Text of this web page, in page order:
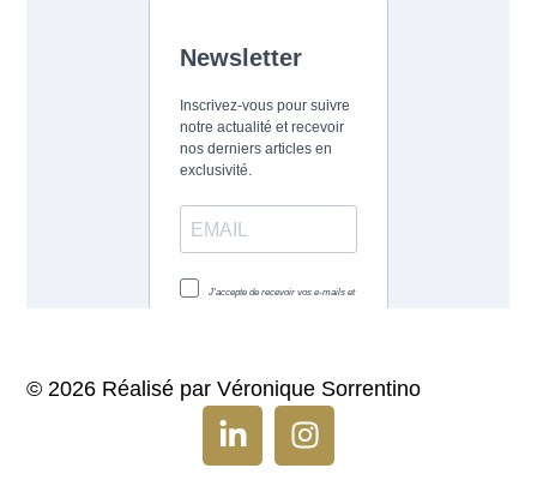
© 2026 Réalisé par Véronique Sorrentino